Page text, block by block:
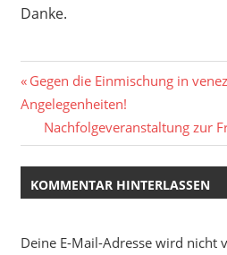
Danke.
Vorheriger
Beitrag:
Gegen die Einmischung in
Angelegenheiten!
Nächster
Beitrag:
Nachfolgeveranstaltung zur
KOMMENTAR HINTERLASSEN
Deine E-Mail-Adresse wird nicht